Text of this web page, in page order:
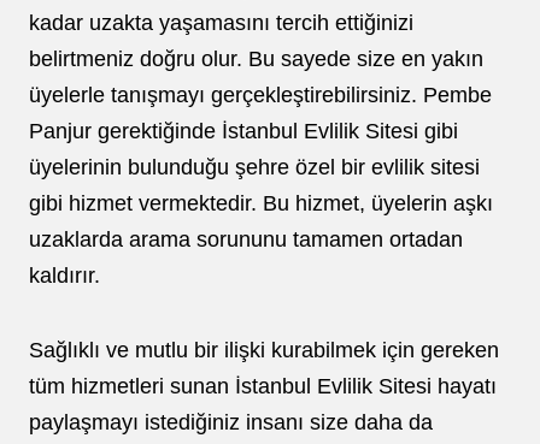
kadar uzakta yaşamasını tercih ettiğinizi
belirtmeniz doğru olur. Bu sayede size en yakın
üyelerle tanışmayı gerçekleştirebilirsiniz. Pembe
Panjur gerektiğinde İstanbul Evlilik Sitesi gibi
üyelerinin bulunduğu şehre özel bir evlilik sitesi
gibi hizmet vermektedir. Bu hizmet, üyelerin aşkı
uzaklarda arama sorununu tamamen ortadan
kaldırır.
Sağlıklı ve mutlu bir ilişki kurabilmek için gereken
tüm hizmetleri sunan İstanbul Evlilik Sitesi hayatı
paylaşmayı istediğiniz insanı size daha da